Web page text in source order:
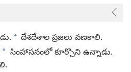
+ దేశదేశాల ప్రజలు వణకాలి.
* సింహాసనంలో కూర్చొని ఉన్నాడు.